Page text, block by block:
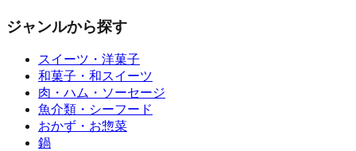
ジャンルから探す
スイーツ・洋菓子
和菓子・和スイーツ
肉・ハム・ソーセージ
魚介類・シーフード
おかず・お惣菜
鍋